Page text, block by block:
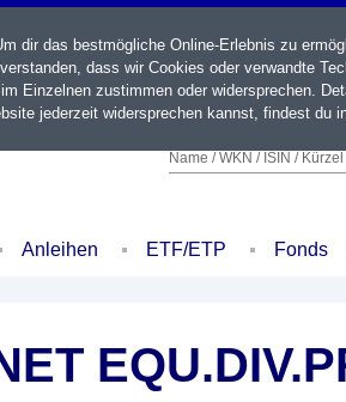
Name / WKN / ISIN / Kürzel
Anleihen ETF/ETP Fonds
dir das bestmögliche Online-Erlebnis zu
dass wir Cookies oder verwandte
Einzelnen zustimmen oder widersprechen.
jederzeit widersprechen kannst, findest du